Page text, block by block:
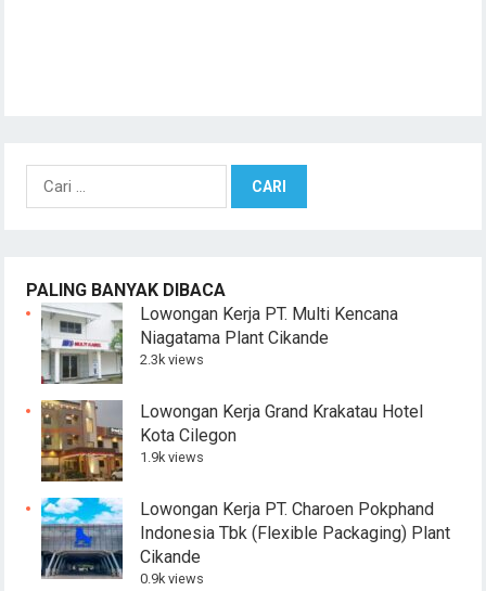
Cari
untuk:
PALING BANYAK DIBACA
Lowongan Kerja PT. Multi Kencana
Niagatama Plant Cikande
2.3k views
Lowongan Kerja Grand Krakatau Hotel
Kota Cilegon
1.9k views
Lowongan Kerja PT. Charoen Pokphand
Indonesia Tbk (Flexible Packaging) Plant
Cikande
0.9k views